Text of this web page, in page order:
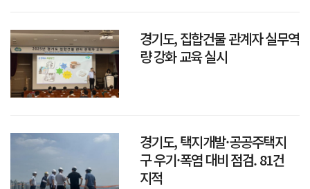
경기도, 집합건물 관계자 실무역
량 강화 교육 실시
경기도, 택지개발·공공주택지
구 우기·폭염 대비 점검. 81건
지적